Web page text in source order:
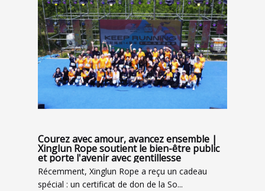
Courez avec amour, avancez ensemble |
Xinglun Rope soutient le bien-être public
et porte l'avenir avec gentillesse
Récemment, Xinglun Rope a reçu un cadeau
spécial : un certificat de don de la So...